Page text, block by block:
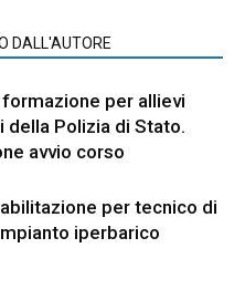
DALL'AUTORE
formazione per allievi
Polizia di Stato.
avvio corso
per tecnico di
iperbarico